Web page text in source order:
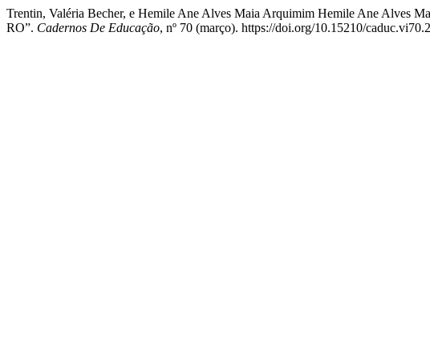
Trentin, Valéria Becher, e Hemile Ane Alves Maia Arquimim Hemile Ane Alves
RO”. Cadernos De Educação, nº 70 (março). https://doi.org/10.15210/